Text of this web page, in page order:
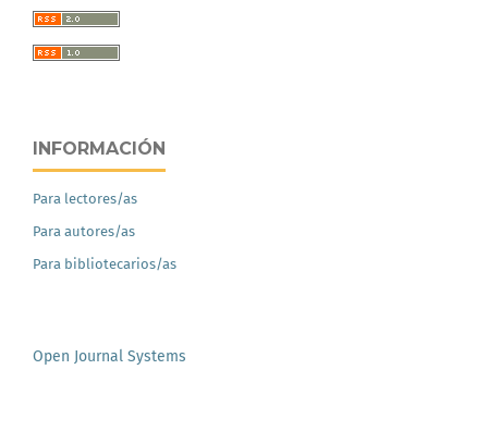
INFORMACIÓN
Para lectores/as
Para autores/as
Para bibliotecarios/as
Open Journal Systems